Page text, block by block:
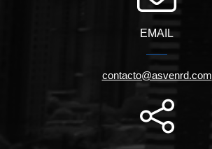
EMAIL
contacto@asvenrd.com